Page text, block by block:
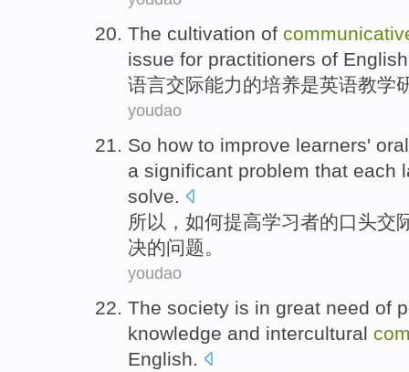
The cultivation of
issue for practitioners of English
语言交际能力的培养是英语教学
youdao
So how to improve learners' oral
a significant problem that each
solve.
所以 ， 如何提高学习者的口头交
决的问题。
youdao
The society is in great need of
knowledge and intercultural
English.